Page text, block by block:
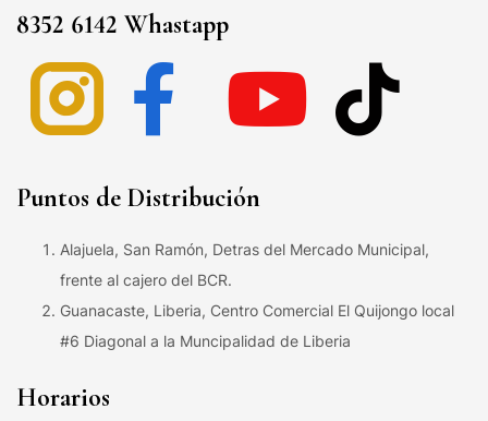
8352 6142 Whastapp
Puntos de Distribución
Alajuela, San Ramón, Detras del Mercado Municipal,
frente al cajero del BCR.
Guanacaste, Liberia, Centro Comercial El Quijongo local
#6 Diagonal a la Muncipalidad de Liberia
Horarios